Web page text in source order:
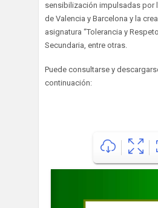
sensibilización impulsadas por
de Valencia y Barcelona y la
asignatura “Tolerancia y
Secundaria, entre otras.
Puede consultarse y
continuación: